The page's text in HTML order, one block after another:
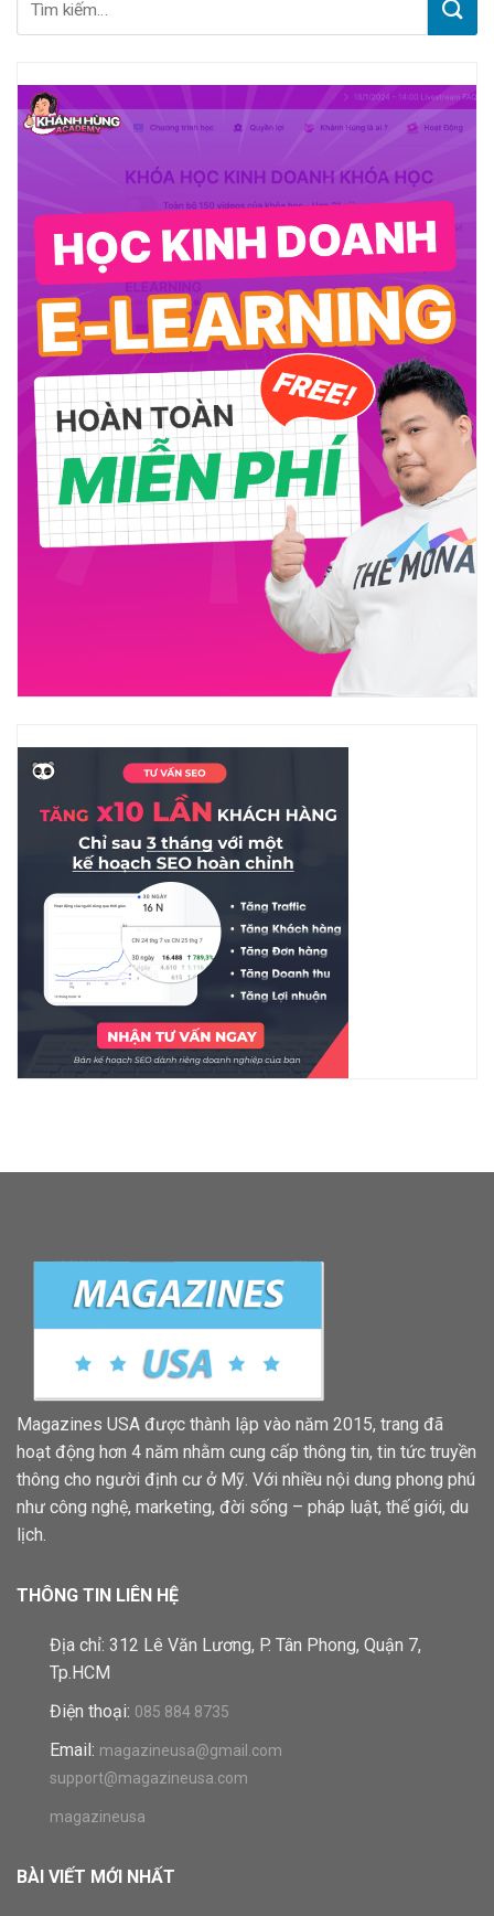
Magazines USA được thành lập vào năm 2015, trang đã
hoạt động hơn 4 năm nhằm cung cấp thông tin, tin tức truyền
thông cho người định cư ở Mỹ. Với nhiều nội dung phong phú
như công nghệ, marketing, đời sống – pháp luật, thế giới, du
lịch.
THÔNG TIN LIÊN HỆ
Địa chỉ: 312 Lê Văn Lương, P. Tân Phong, Quận 7,
Tp.HCM
Điện thoại: 085 884 8735
Email: magazineusa@gmail.com
support@magazineusa.com
magazineusa
BÀI VIẾT MỚI NHẤT